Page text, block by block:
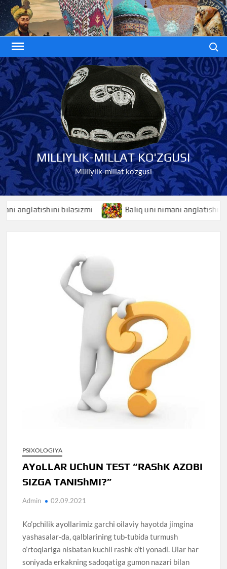
Skip
to
content
MILLIYLIK-MILLAT KO'ZGUSI
Milliylik-millat ko'zgusi
bilasizmi Baliq uni nimani anglatishini
PSIXOLOGIYA
AYoLLAR UChUN TEST “RAShK AZOBI
SIZGA TANIShMI?”
Admin 02.09.2021
Ko’pchilik ayollarimiz garchi oilaviy hayotda jimgina
yashasalar-da, qalblarining tub-tubida turmush
o’rtoqlariga nisbatan kuchli rashk o’ti yonadi. Ular har
soniyada erkakning sadoqatiga gumon nazari bilan